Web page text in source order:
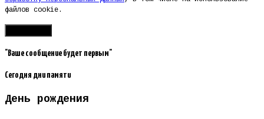
файлов cookie.
"Ваше сообщение будет первым"
Сегодня дни памяти
День рождения